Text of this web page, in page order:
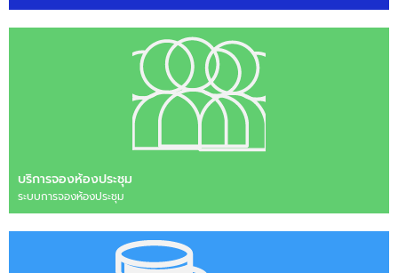
บริการจองห้องประชุม
ระบบการจองห้องประชุม